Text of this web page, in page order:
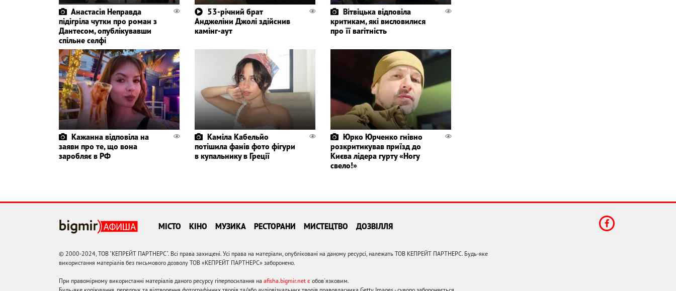
Анастасія Неправда
підігріла чутки про роман з
Дантесом, опублікувавши
спільне селфі
53-річний брат
Анджеліни Джолі здійснив
камінг-аут
Вітвіцька відповіла
критикам, які висловилися
про її вагітність
Кажанна відповіла на
заяви про те, що вона
заробляє в РФ
Каміла Кабельйо
потішила фанів фото фігури
в купальнику в Греції
Юрко Юрченко гнівно
розкритикував приїзд до
Києва лідера гурту «Ногу
свело!»
МІСТО КІНО МУЗИКА РЕСТОРАНИ МИСТЕЦТВО ДОЗВІЛЛЯ
© 2000-2024, ТОВ "КЕПРЕЙТ ПАРТНЕРС". Всі права захищені. Усі права на матеріали, опубліковані на даному ресурсі, належать ТОВ КЕПРЕЙТ ПАРТНЕРС. Будь-яке
використання матеріалів без письмового дозволу ТОВ «КЕПРЕЙТ ПАРТНЕРС» заборонено.
При правомірному використанні матеріалів даного ресурсу гіперпосилання на afisha.bigmir.net є обов'язковим.